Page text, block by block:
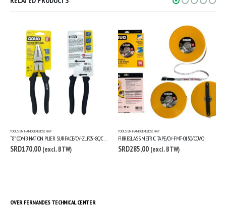
TOOLS EN HANDGEREEDSCHAP
“8” COMBINATION PLIER SURFACE/CV-ZLP05-8C/COVO
SRD170,00 (excl. BTW)
TOOLS EN HANDGEREEDSCHAP
FIBREGLASS METRIC TAPE/CV-FMT-0150/COVO
SRD285,00 (excl. BTW)
OVER FERNANDES TECHNICAL CENTER